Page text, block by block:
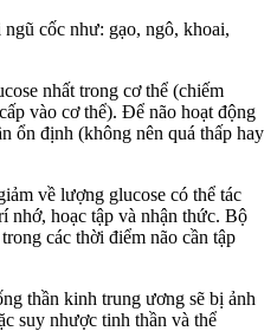
cốc như: gạo, ngô, khoai,
nhất trong cơ thể (chiếm
vào cơ thể). Để não hoạt động
ổn định (không nên quá thấp hay
về lượng glucose có thể tác
nhớ, hoạc tập và nhận thức. Bộ
các thời điểm não cần tập
thần kinh trung ương sẽ bị ảnh
suy nhược tinh thần và thể